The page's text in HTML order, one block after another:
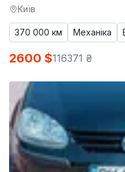
Київ
370 000 км Механіка
2600 $116371 ₴